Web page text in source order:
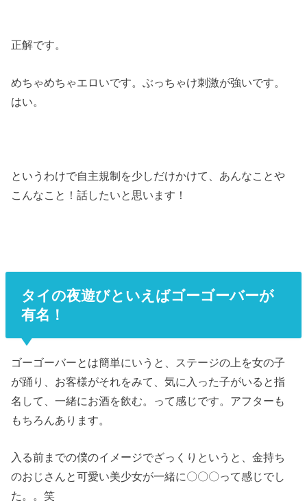
正解です。
めちゃめちゃエロいです。ぶっちゃけ刺激が強いです。
はい。
というわけで自主規制を少しだけかけて、あんなことや
こんなこと！話したいと思います！
タイの夜遊びといえばゴーゴーバーが
有名！
ゴーゴーバーとは簡単にいうと、ステージの上を女の子
が踊り、お客様がそれをみて、気に入った子がいると指
名して、一緒にお酒を飲む。って感じです。アフターも
もちろんあります。
入る前までの僕のイメージでざっくりというと、金持ち
のおじさんと可愛い美少女が一緒に〇〇〇って感じでし
た。。笑